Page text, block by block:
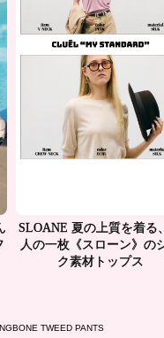
TWEED PANTS